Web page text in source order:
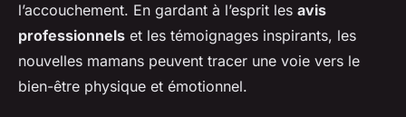
l’accouchement. En gardant à l’esprit les avis
professionnels et les témoignages inspirants, les
nouvelles mamans peuvent tracer une voie vers le
bien-être physique et émotionnel.